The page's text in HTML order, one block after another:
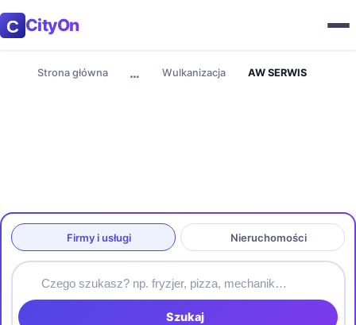
CityOn
Strona główna … Wulkanizacja AW SERWIS
Firmy i usługi Nieruchomości
Szukaj